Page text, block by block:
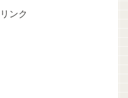
ンク